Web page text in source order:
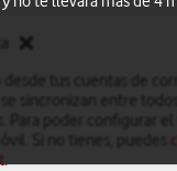
sincronizan entre
Para poder configurar
Si no tienes, puedes
.